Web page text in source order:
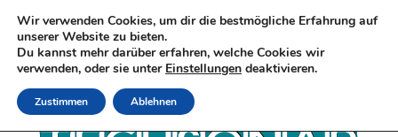
Wir verwenden Cookies, um dir die bestmögliche Erfahrung auf
unserer Website zu bieten.
Du kannst mehr darüber erfahren, welche Cookies wir
verwenden, oder sie unter Einstellungen deaktivieren.
Zustimmen Ablehnen